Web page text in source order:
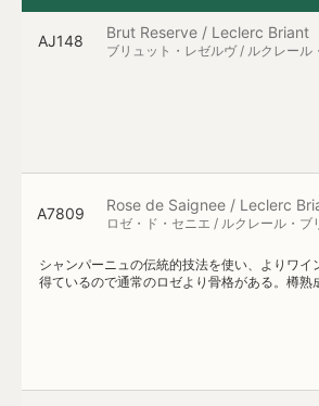
AJ148 Brut Reserve / Leclerc Briant
ブリュット・レゼルヴ / ルクレール
A7809 Rose de Saignee / Leclerc
ロゼ・ド・セニエ / ルクレール・ブ
シャンパーニュの伝統的技法を使い、よりワ
得ているので通常のロゼより骨格がある。樽